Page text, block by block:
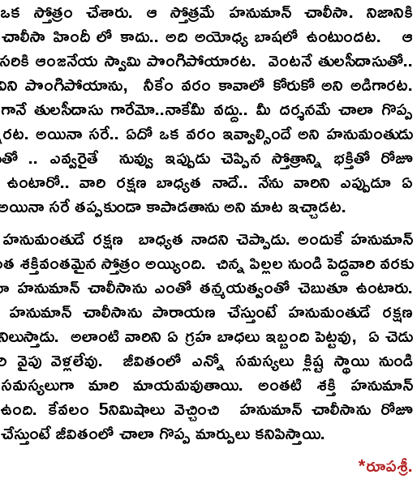
ఒక స్తోత్రం చేశారు. ఆ స్తోత్రమే హనుమాన్ చాలీసా. నిజానికి
హిందీ లో కాదు.. అది అయోధ్య బాషలో ఉంటుందట. ఆ
ఆంజనేయ స్వామి పొంగిపోయారట. వెంటనే తులసీదాసుతో..
విని పొంగిపోయాను, నీకేం వరం కావాలో కోరుకో అని అడిగారట.
తులసీదాసు గారేమో..నాకేమీ వద్దు.. మీ దర్శనమే చాలా గొప్ప
అయినా సరే.. ఏదో ఒక వరం ఇవ్వాల్సిందే అని హనుమంతుడు
.. ఎవ్వరైతే నువ్వు ఇప్పుడు చెప్పిన స్తోత్రాన్ని భక్తితో రోజూ
ఉంటారో.. వారి రక్షణ బాధ్యత నాదే.. నేను వారిని ఎప్పుడూ ఏ
సరే తప్పకుండా కాపాడతాను అని మాట ఇచ్చాడట.
రక్షణ బాధ్యత నాదని చెప్పాడు. అందుకే హనుమాన్
స్తోత్రం అయ్యింది. చిన్న పిల్లల నుండి పెద్దవారి వరకు
హనుమాన్ చాలీసాను ఎంతో తన్మయత్వంతో చెబుతూ ఉంటారు.
హనుమాన్ చాలీసాను పారాయణ చేస్తుంటే హనుమంతుడే రక్షణ
అలాంటి వారిని ఏ గ్రహ బాధలు ఇబ్బంది పెట్టవు, ఏ చెడు
వైపు వెళ్లలేవు. జీవితంలో ఎన్నో సమస్యలు క్లిష్ట స్థాయి నుండి
మారి మాయమవుతాయి. అంతటి శక్తి హనుమాన్
కేవలం 5నిమిషాలు వెచ్చించి హనుమాన్ చాలీసాను రోజూ
జీవితంలో చాలా గొప్ప మార్పులు కనిపిస్తాయి.
*రూపశ్రీ.